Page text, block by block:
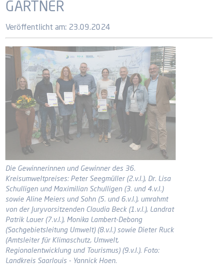
GÄRTNER
Veröffentlicht am: 23.09.2024
Die Gewinnerinnen und Gewinner des 36.
Kreisumweltpreises: Peter Seegmüller (2.v.l.), Dr. Lisa
Schulligen und Maximilian Schulligen (3. und 4.v.l.)
sowie Aline Meiers und Sohn (5. und 6.v.l.), umrahmt
von der Juryvorsitzenden Claudia Beck (1.v.l.), Landrat
Patrik Lauer (7.v.l.), Monika Lambert-Debong
(Sachgebietsleitung Umwelt) (8.v.l.) sowie Dieter Ruck
(Amtsleiter für Klimaschutz, Umwelt,
Regionalentwicklung und Tourismus) (9.v.l.). Foto:
Landkreis Saarlouis - Yannick Hoen.